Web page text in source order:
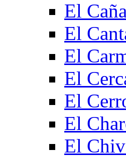
El
El
El
El
El
El
El